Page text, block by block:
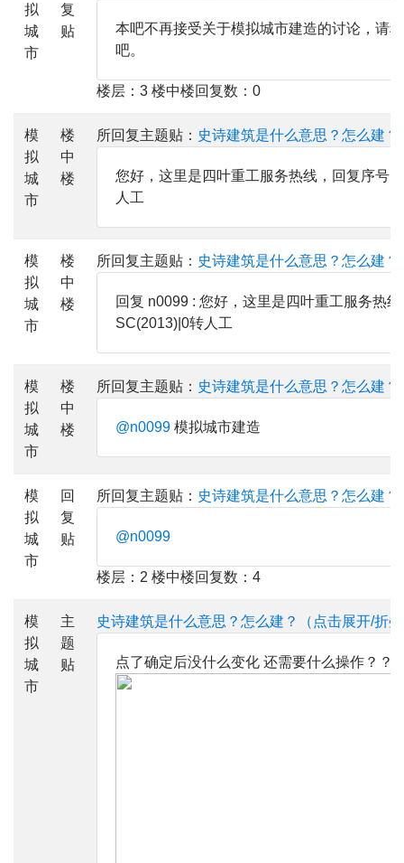
拟
城
市
复
贴
本吧不再接受关于模拟城市建造的讨论，请
吧。
楼层：3 楼中楼回复数：0
模
拟
城
市
楼
中
楼
所回复主题贴： 史诗建筑是什么意思？怎么建？
您好，这里是四叶重工服务热线，回复序号
人工
模
拟
城
市
楼
中
楼
所回复主题贴： 史诗建筑是什么意思？怎么建？
回复 n0099 : 您好，这里是四叶重工服务热
SC(2013)|0转人工
模
拟
城
市
楼
中
楼
所回复主题贴： 史诗建筑是什么意思？怎么建？
@n0099 模拟城市建造
模
拟
城
市
回
复
贴
所回复主题贴： 史诗建筑是什么意思？怎么建？
@n0099
楼层：2 楼中楼回复数：4
模
拟
城
市
主
题
贴
史诗建筑是什么意思？怎么建？（点击展开/折
点了确定后没什么变化 还需要什么操作？？